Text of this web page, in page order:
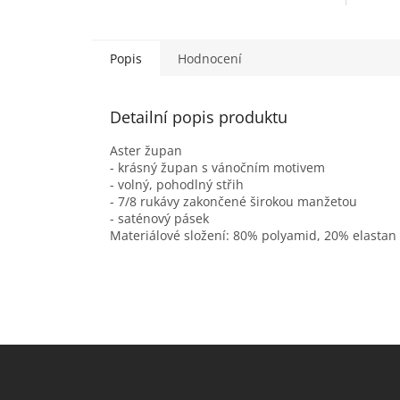
Popis Hodnocení
Detailní popis produktu
Aster župan
- krásný župan s vánočním motivem
- volný, pohodlný střih
- 7/8 rukávy zakončené širokou manžetou
- saténový pásek
Materiálové složení: 80% polyamid, 20% elastan
Z